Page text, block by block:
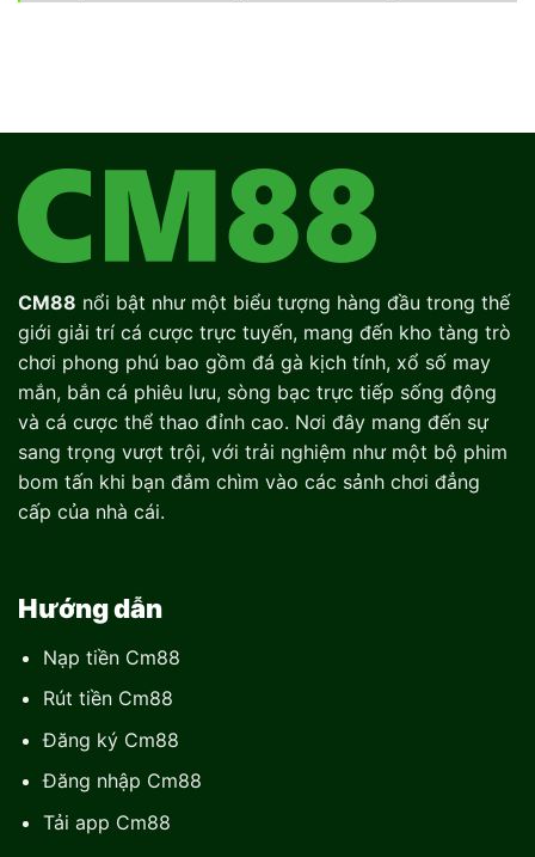
CM88 nổi bật như một biểu tượng hàng đầu trong thế
giới giải trí cá cược trực tuyến, mang đến kho tàng trò
chơi phong phú bao gồm đá gà kịch tính, xổ số may
mắn, bắn cá phiêu lưu, sòng bạc trực tiếp sống động
và cá cược thể thao đỉnh cao. Nơi đây mang đến sự
sang trọng vượt trội, với trải nghiệm như một bộ phim
bom tấn khi bạn đắm chìm vào các sảnh chơi đẳng
cấp của nhà cái.
Hướng dẫn
Nạp tiền Cm88
Rút tiền Cm88
Đăng ký Cm88
Đăng nhập Cm88
Tải app Cm88